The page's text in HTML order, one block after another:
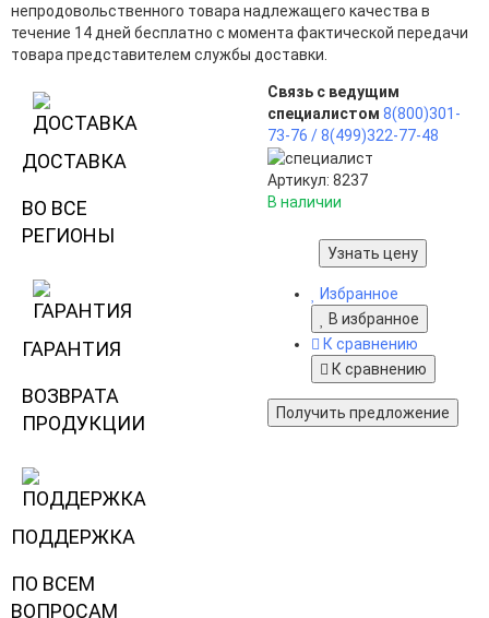
непродовольственного товара надлежащего качества в
течение 14 дней бесплатно с момента фактической передачи
товара представителем службы доставки.
Связь с ведущим
специалистом 8(800)301-
73-76 /8(499)322-77-48
Артикул: 8237
В наличии
Узнать цену
Избранное
В избранное
К сравнению
К сравнению
Получить предложение
ДОСТАВКА
ВО ВСЕ
РЕГИОНЫ
ГАРАНТИЯ
ВОЗВРАТА
ПРОДУКЦИИ
ПОДДЕРЖКА
ПО ВСЕМ
ВОПРОСАМ